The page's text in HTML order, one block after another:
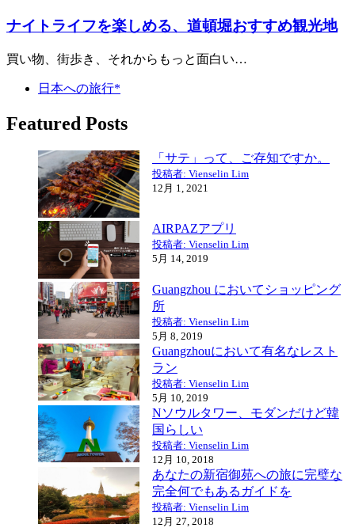
ナイトライフを楽しめる、道頓堀おすすめ観光地
買い物、街歩き、それからもっと面白い…
日本への旅行*
Featured Posts
「サテ」って、ご存知ですか。
投稿者: Vienselin Lim
12月 1, 2021
AIRPAZアプリ
投稿者: Vienselin Lim
5月 14, 2019
Guangzhou においてショッピング
所
投稿者: Vienselin Lim
5月 8, 2019
Guangzhouにおいて有名なレスト
ラン
投稿者: Vienselin Lim
5月 10, 2019
Nソウルタワー、モダンだけど韓
国らしい
投稿者: Vienselin Lim
12月 10, 2018
あなたの新宿御苑への旅に完璧な
完全何でもあるガイドを
投稿者: Vienselin Lim
12月 27, 2018